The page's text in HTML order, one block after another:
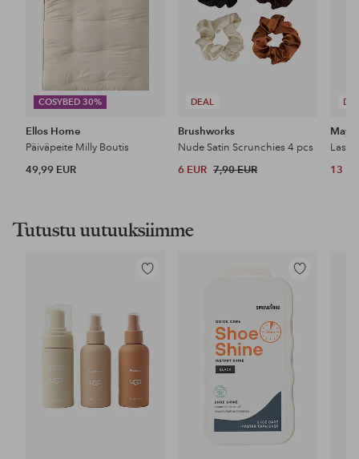
COSYBED 30%
Ellos Home
Päiväpeite Milly Boutis
49,99 EUR
DEAL
Brushworks
Nude Satin Scrunchies 4 pcs
6 EUR 7,90 EUR 13
Tutustu uutuuksiimme
Lisää
Lisää
suosikkeihin